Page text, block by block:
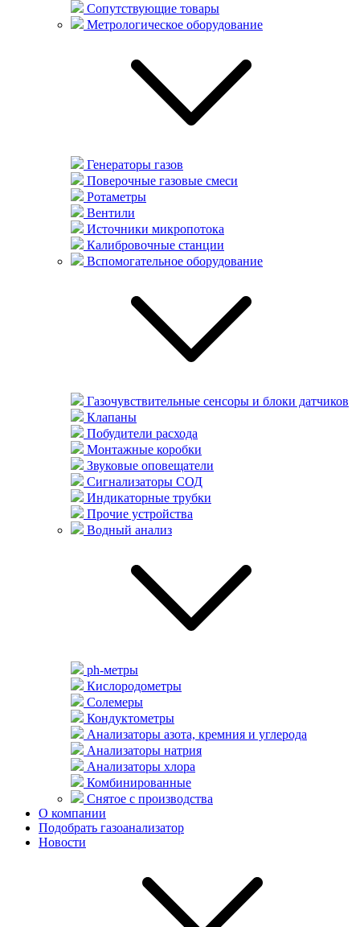
Сопутствующие товары
Метрологическое оборудование
Генераторы газов
Поверочные газовые смеси
Ротаметры
Вентили
Источники микропотока
Калибровочные станции
Вспомогательное оборудование
Газочувствительные сенсоры и блоки датчиков
Клапаны
Побудители расхода
Монтажные коробки
Звуковые оповещатели
Сигнализаторы СОД
Индикаторные трубки
Прочие устройства
Водный анализ
ph-метры
Кислородометры
Солемеры
Кондуктометры
Анализаторы азота, кремния и углерода
Анализаторы натрия
Анализаторы хлора
Комбинированные
Снятое с производства
О компании
Подобрать газоанализатор
Новости